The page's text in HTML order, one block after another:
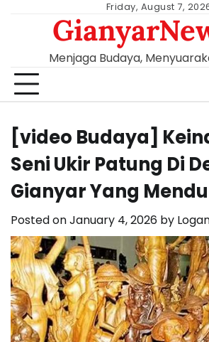
Friday, August 7,
Menjaga Budaya,
[video Budaya]
Seni Ukir Patung Di
Gianyar Yang
Posted onJanuary 4, 2026 by